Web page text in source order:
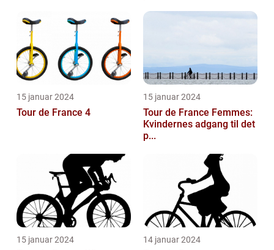
15 januar 2024
Tour de France 4
15 januar 2024
Tour de France Femmes:
Kvindernes adgang til det
p...
15 januar 2024 14 januar 2024